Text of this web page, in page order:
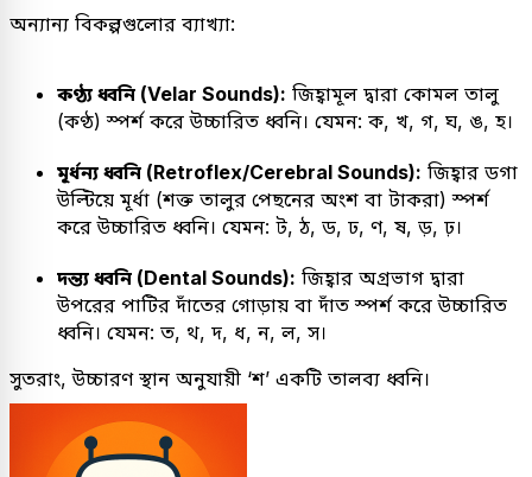
অন্যান্য বিকল্পগুলোর ব্যাখ্যা:
কণ্ঠ্য ধ্বনি (Velar Sounds): জিহ্বামূল দ্বারা কোমল তালু
(কণ্ঠ) স্পর্শ করে উচ্চারিত ধ্বনি। যেমন: ক, খ, গ, ঘ, ঙ, হ।
মূর্ধন্য ধ্বনি (Retroflex/Cerebral Sounds): জিহ্বার ডগা
উল্টিয়ে মূর্ধা (শক্ত তালুর পেছনের অংশ বা টাকরা) স্পর্শ
করে উচ্চারিত ধ্বনি। যেমন: ট, ঠ, ড, ঢ, ণ, ষ, ড়, ঢ়।
দন্ত্য ধ্বনি (Dental Sounds): জিহ্বার অগ্রভাগ দ্বারা
উপরের পাটির দাঁতের গোড়ায় বা দাঁত স্পর্শ করে উচ্চারিত
ধ্বনি। যেমন: ত, থ, দ, ধ, ন, ল, স।
সুতরাং, উচ্চারণ স্থান অনুযায়ী ‘শ’ একটি তালব্য ধ্বনি।